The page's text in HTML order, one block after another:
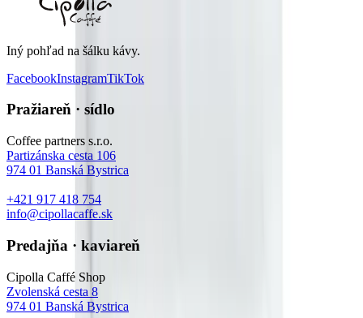
Iný pohľad na šálku kávy.
FacebookInstagramTikTok
Pražiareň · sídlo
Coffee partners s.r.o.
Partizánska cesta 106
974 01 Banská Bystrica
+421 917 418 754
info@cipollacaffe.sk
Predajňa · kaviareň
Cipolla Caffé Shop
Zvolenská cesta 8
974 01 Banská Bystrica